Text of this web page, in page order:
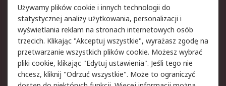
Aspekty prawne
Bezpieczeństwo e-
maila
Polityka dotycząca
plików cookie
Polityka prywatności
Użytkowanie witryny
Używamy plików cookie i innych technologii do
statystycznej analizy użytkowania, personalizacji i
wyświetlania reklam na stronach internetowych osób
trzecich. Klikając "Akceptuj wszystkie", wyrażasz zgodę na
przetwarzanie wszystkich plików cookie. Możesz wybrać
pliki cookie, klikając "Edytuj ustawienia". Jeśli tego nie
chcesz, kliknij "Odrzuć wszystkie". Może to ograniczyć